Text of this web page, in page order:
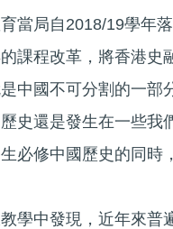
當局自2018/19學年
課程改革，將香港史
中國不可分割的一部
史還是發生在一些我
必修中國歷史的同時
學中發現，近年來普